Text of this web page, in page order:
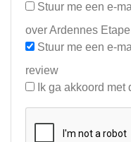
Stuur me een e-
over Ardennes Etape
Stuur me een e-
review
Ik ga akkoord met